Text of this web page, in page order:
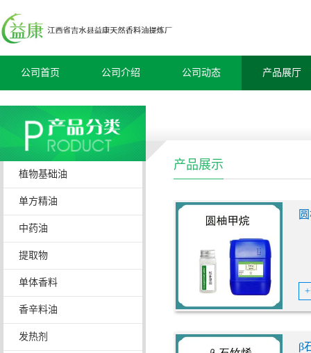
公司首页 公司介绍 公司动态 产品展厅
植物基础油
单方精油
中药油
提取物
单体香料
香辛料油
发热剂
产品展示
β